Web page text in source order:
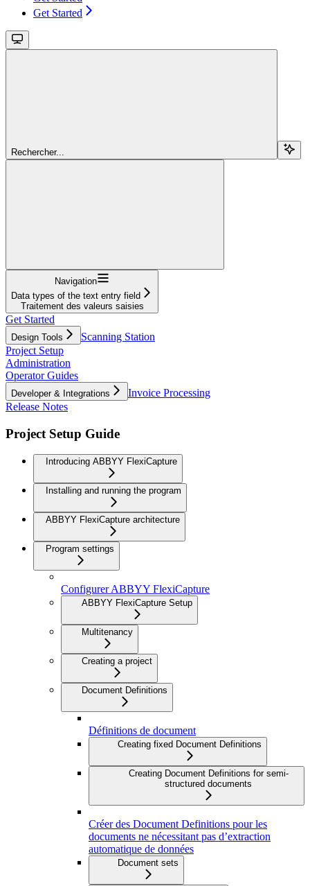
Get Started
Rechercher...
Navigation
Data types of the text entry field
Traitement des valeurs saisies
Get Started
Design Tools
Scanning Station
Project Setup
Administration
Operator Guides
Developer & Integrations
Invoice Processing
Release Notes
Project Setup Guide
Introducing ABBYY FlexiCapture
Installing and running the program
ABBYY FlexiCapture architecture
Program settings
Configurer ABBYY FlexiCapture
ABBYY FlexiCapture Setup
Multitenancy
Creating a project
Document Definitions
Définitions de document
Creating fixed Document Definitions
Creating Document Definitions for semi-
structured documents
Créer des Document Definitions pour les
documents ne nécessitant pas d’extraction
automatique de données
Document sets